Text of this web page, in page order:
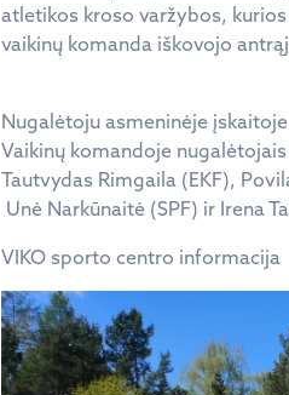
atletikos kroso varžybos,
vaikinų komanda iškovojo
Nugalėtoju asmeninėje
Vaikinų komandoje
Tautvydas Rimgaila (EKF),
Unė Narkūnaitė (SPF) ir Irena
VIKO sporto centro informacija